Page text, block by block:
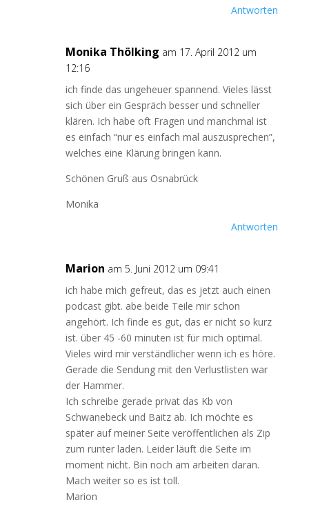
Antworten
Monika Thölking am 17. April 2012 um
12:16
ich finde das ungeheuer spannend. Vieles lässt
sich über ein Gespräch besser und schneller
klären. Ich habe oft Fragen und manchmal ist
es einfach “nur es einfach mal auszusprechen”,
welches eine Klärung bringen kann.
Schönen Gruß aus Osnabrück
Monika
Antworten
Marion am 5. Juni 2012 um 09:41
ich habe mich gefreut, das es jetzt auch einen
podcast gibt. abe beide Teile mir schon
angehört. Ich finde es gut, das er nicht so kurz
ist. über 45 -60 minuten ist für mich optimal.
Vieles wird mir verständlicher wenn ich es höre.
Gerade die Sendung mit den Verlustlisten war
der Hammer.
Ich schreibe gerade privat das Kb von
Schwanebeck und Baitz ab. Ich möchte es
später auf meiner Seite veröffentlichen als Zip
zum runter laden. Leider läuft die Seite im
moment nicht. Bin noch am arbeiten daran.
Mach weiter so es ist toll.
Marion